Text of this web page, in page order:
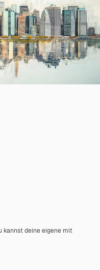
kannst deine eigene mit